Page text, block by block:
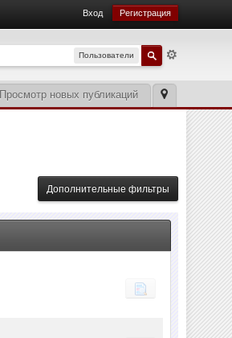
Вход Регистрация
Пользователи
Просмотр новых публикаций
Дополнительные фильтры